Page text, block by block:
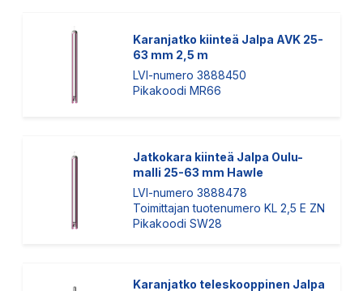
Karanjatko kiinteä Jalpa AVK 25-
63 mm 2,5 m
LVI-numero 3888450
Pikakoodi MR66
Jatkokara kiinteä Jalpa Oulu-
malli 25-63 mm Hawle
LVI-numero 3888478
Toimittajan tuotenumero KL 2,5 E ZN
Pikakoodi SW28
Karanjatko teleskooppinen Jalpa